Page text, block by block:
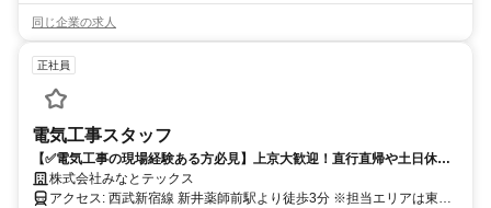
同じ企業の求人
正社員
電気工事スタッフ
【✅電気工事の現場経験ある方必見】上京大歓迎！直行直帰や土日休み
でプライベートも充実！
株式会社みなとテックス
アクセス: 西武新宿線 新井薬師前駅より徒歩3分 ※担当エリアは東京･